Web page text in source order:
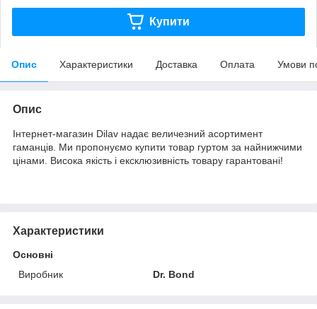
Купити
Опис Характеристики Доставка Оплата Умови
Опис
Інтернет-магазин Dilav надає величезний асортимент
гаманців. Ми пропонуємо купити товар гуртом за найнижчими
цінами. Висока якість і ексклюзивність товару гарантовані!
Характеристики
Основні
Виробник
Dr. Bond